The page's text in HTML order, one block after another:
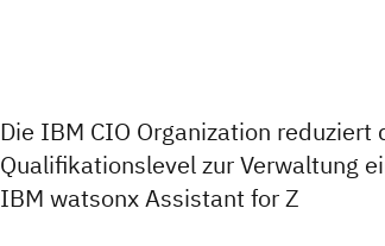
Die IBM CIO Organization reduziert
Qualifikationslevel zur Verwaltung
IBM watsonx Assistant for Z